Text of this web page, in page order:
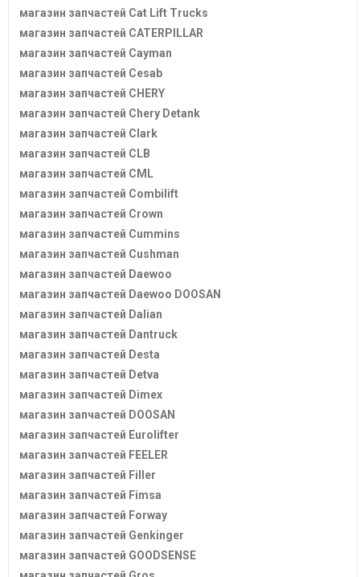
магазин запчастей Cat Lift Trucks
магазин запчастей CATERPILLAR
магазин запчастей Cayman
магазин запчастей Cesab
магазин запчастей CHERY
магазин запчастей Chery Detank
магазин запчастей Clark
магазин запчастей CLB
магазин запчастей CML
магазин запчастей Combilift
магазин запчастей Crown
магазин запчастей Cummins
магазин запчастей Cushman
магазин запчастей Daewoo
магазин запчастей Daewoo DOOSAN
магазин запчастей Dalian
магазин запчастей Dantruck
магазин запчастей Desta
магазин запчастей Detva
магазин запчастей Dimex
магазин запчастей DOOSAN
магазин запчастей Eurolifter
магазин запчастей FEELER
магазин запчастей Filler
магазин запчастей Fimsa
магазин запчастей Forway
магазин запчастей Genkinger
магазин запчастей GOODSENSE